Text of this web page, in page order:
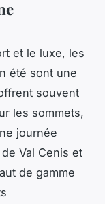
et le luxe, les
été sont une
souvent
les sommets,
journée
Val Cenis et
de gamme